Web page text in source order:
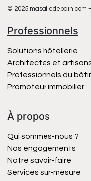
© 2025 masalledebain.com
Professionnels
Solutions hôtellerie
Architectes et artisans
Professionnels du
Promoteur immobilier
À propos
Qui sommes-nous ?
Nos engagements
Notre savoir-faire
Services sur-mesure